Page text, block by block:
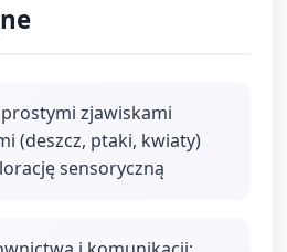
zjawiskami
(deszcz, ptaki, kwiaty)
sensoryczną